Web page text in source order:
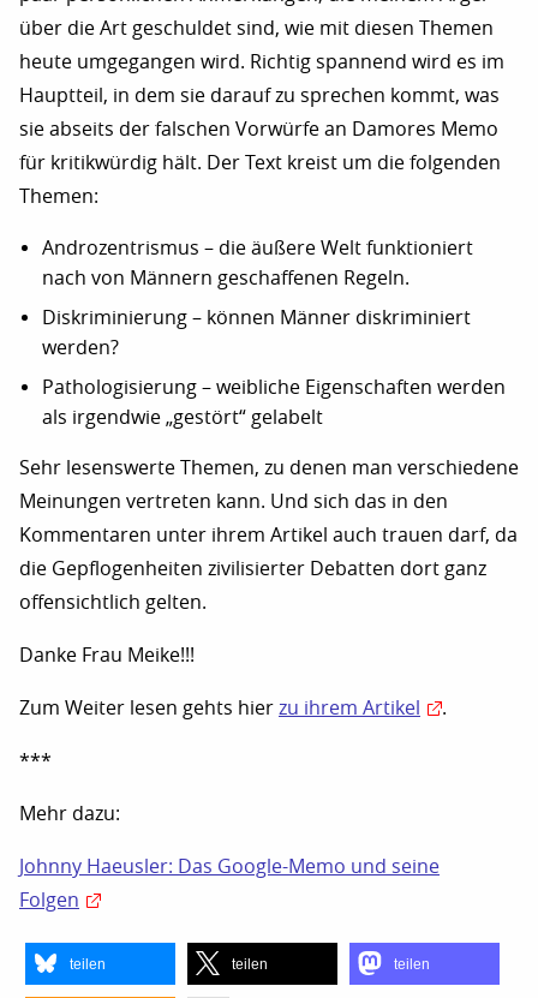
über die Art geschuldet sind, wie mit diesen Themen
heute umgegangen wird. Richtig spannend wird es im
Hauptteil, in dem sie darauf zu sprechen kommt, was
sie abseits der falschen Vorwürfe an Damores Memo
für kritikwürdig hält. Der Text kreist um die folgenden
Themen:
Androzentrismus – die äußere Welt funktioniert
nach von Männern geschaffenen Regeln.
Diskriminierung – können Männer diskriminiert
werden?
Pathologisierung – weibliche Eigenschaften werden
als irgendwie „gestört“ gelabelt
Sehr lesenswerte Themen, zu denen man verschiedene
Meinungen vertreten kann. Und sich das in den
Kommentaren unter ihrem Artikel auch trauen darf, da
die Gepflogenheiten zivilisierter Debatten dort ganz
offensichtlich gelten.
Danke Frau Meike!!!
Zum Weiter lesen gehts hier zu ihrem Artikel .
***
Mehr dazu:
Johnny Haeusler: Das Google-Memo und seine
Folgen
teilen teilen teilen